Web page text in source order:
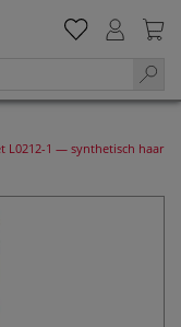
L0212-1 — synthetisch haar